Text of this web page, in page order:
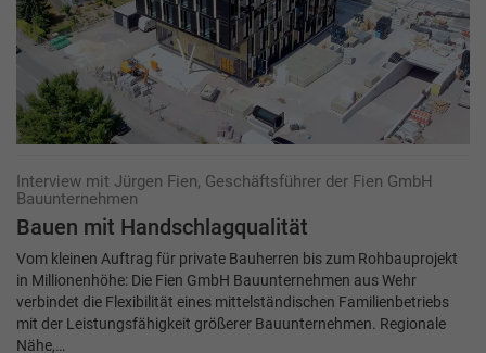
Interview mit Jürgen Fien, Geschäftsführer der Fien GmbH
Bauunternehmen
Bauen mit Handschlagqualität
Vom kleinen Auftrag für private Bauherren bis zum Rohbauprojekt
in Millionenhöhe: Die Fien GmbH Bauunternehmen aus Wehr
verbindet die Flexibilität eines mittelständischen Familienbetriebs
mit der Leistungsfähigkeit größerer Bauunternehmen. Regionale
Nähe,…